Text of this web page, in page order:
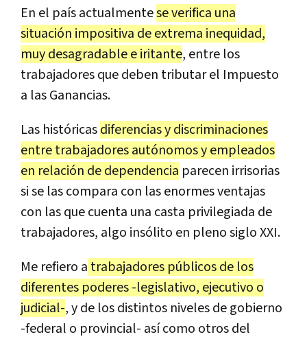
En el paísactualmenteseverifica una
situación impositiva deextrema inequidad,
muydesagradableeiritante, entre los
trabajadoresquedeben tributarel Impuesto
a lasGanancias.
Las históricasdiferenciasydiscriminaciones
entretrabajadoresautónomosyempleados
en relación dedependencia parecen irrisorias
sise lascompara con lasenormesventajas
con lasquecuenta una casta privilegiada de
trabajadores, algo insólito en plenosigloXXI.
Me refiero a trabajadores públicosde los
diferentes poderes-legislativo, ejecutivo o
judicial-,yde losdistintos nivelesdegobierno
-federal o provincial- asícomo otrosdel